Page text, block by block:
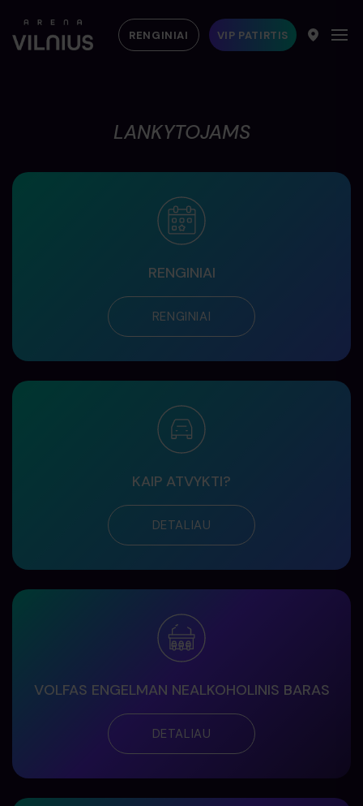
RENGINIAI VIP PATIRTIS
LANKYTOJAMS
RENGINIAI
RENGINIAI
KAIP ATVYKTI?
DETALIAU
VOLFAS ENGELMAN NEALKOHOLINIS BARAS
DETALIAU